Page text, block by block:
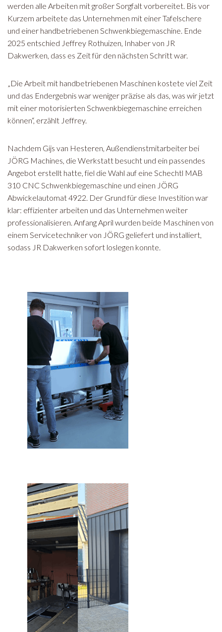
werden alle Arbeiten mit großer Sorgfalt vorbereitet. Bis vor
Kurzem arbeitete das Unternehmen mit einer Tafelschere
und einer handbetriebenen Schwenkbiegemaschine. Ende
2025 entschied Jeffrey Rothuizen, Inhaber von JR
Dakwerken, dass es Zeit für den nächsten Schritt war.
„Die Arbeit mit handbetriebenen Maschinen kostete viel Zeit
und das Endergebnis war weniger präzise als das, was wir jetzt
mit einer motorisierten Schwenkbiegemaschine erreichen
können“, erzählt Jeffrey.
Nachdem Gijs van Hesteren, Außendienstmitarbeiter bei
JÖRG Machines, die Werkstatt besucht und ein passendes
Angebot erstellt hatte, fiel die Wahl auf eine Schechtl MAB
310 CNC Schwenkbiegemaschine und einen JÖRG
Abwickelautomat 4922. Der Grund für diese Investition war
klar: effizienter arbeiten und das Unternehmen weiter
professionalisieren. Anfang April wurden beide Maschinen von
einem Servicetechniker von JÖRG geliefert und installiert,
sodass JR Dakwerken sofort loslegen konnte.